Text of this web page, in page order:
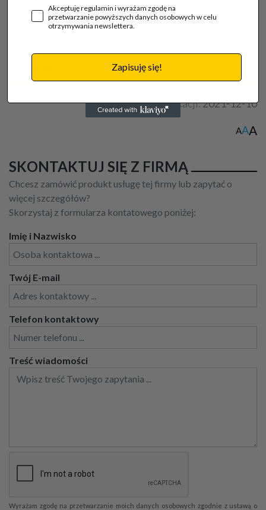
Data publikacji:2021-12-10
AAA
SKONTAKTUJ SIĘ Z FIRMĄ
Chcesz zamówić produkt usługę tej firmy lub zapytać o
więcej szczegółów?
Skorzystaj z formularza kontatowego poniżej:
Imię i Nazwisko
Twój E-mail
Telefon kontaktowy
Treść wiadomości
Wyrażam zgodę na przetwarzanie moich danych osobowych zgodnie z ustawą o
Akceptuję regulamin i wyrażam zgodę na
przetwarzanie powyższych danych osobowych w celu
otrzymywania newslettera.
Zapisuję się!